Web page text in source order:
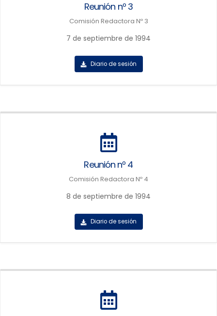
Reunión nº 3
Comisión Redactora Nº 3
7 de septiembre de 1994
Diario de sesión
Reunión nº 4
Comisión Redactora Nº 4
8 de septiembre de 1994
Diario de sesión